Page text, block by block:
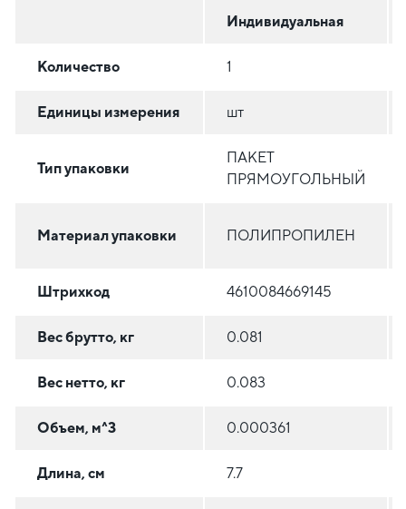
Индивидуальная
Количество 1
Единицы измерения шт
Тип упаковки
ПАКЕТ
ПРЯМОУГОЛЬНЫЙ
Материал упаковки ПОЛИПРОПИЛЕН
Штрихкод 4610084669145
Вес брутто, кг 0.081
Вес нетто, кг 0.083
Объем, м^3 0.000361
Длина, см 7.7